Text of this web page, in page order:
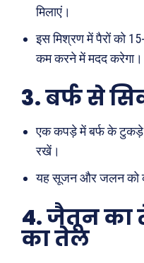
मिलाएं।
इस मिश्रण में पैरों को
कम करने में मदद करेगा।
3.बर्फ से
एक कपड़े में बर्फ के
रखें।
यह सूजन और जलन को
4.जैतून का
का तेल